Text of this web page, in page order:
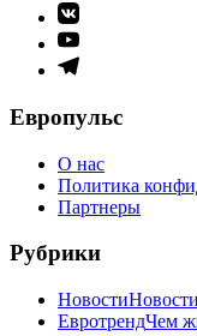
Элемент
меню
Элемент
меню
Элемент
Европульс
О нас
Политика
Партнеры
Рубрики
Новости
ЕвротрендЧем